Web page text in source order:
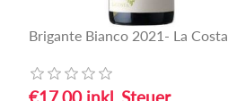
Brigante Bianco 2021- La Costa
€17,00 inkl. Steuer